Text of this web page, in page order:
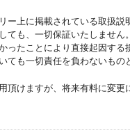
ー上に掲載されている取扱
ても、一切保証いたしませ
ったことにより直接起因す
ても一切責任を負わないもの
頂けますが、将来有料に変